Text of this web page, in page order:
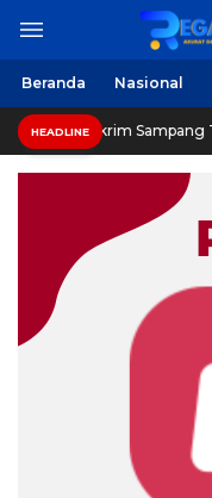
Beranda Nasional
HEADLINE
Sampang Tuai Apresiasi